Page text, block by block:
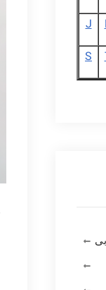
J
S